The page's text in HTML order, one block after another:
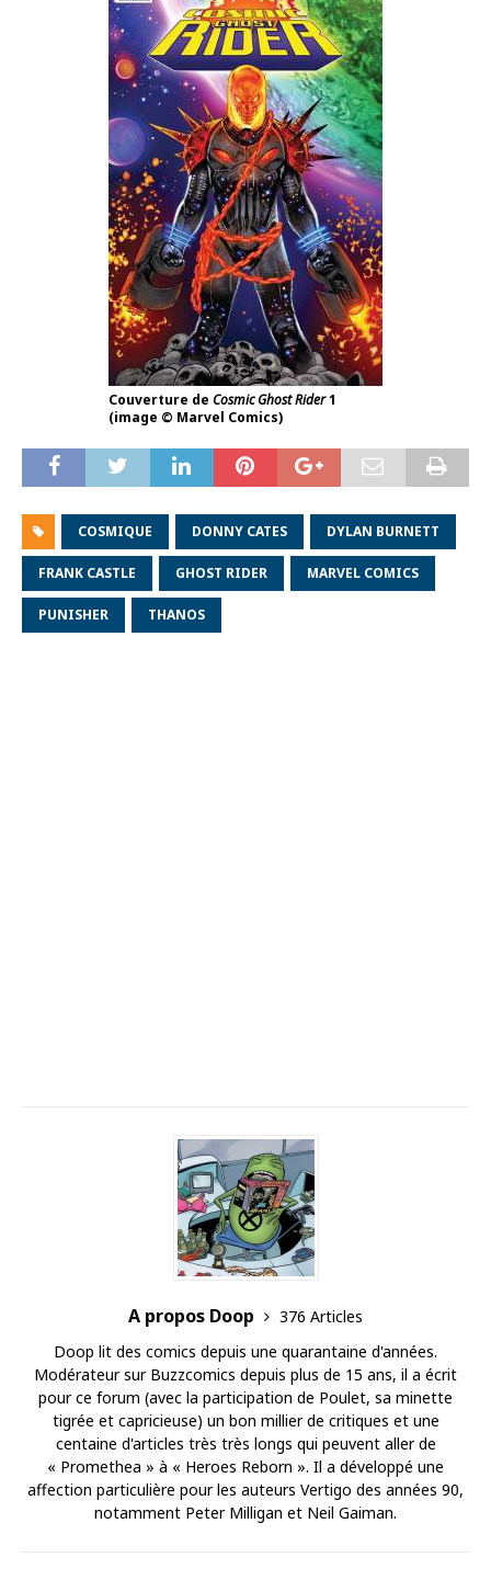
Couverture de Cosmic Ghost Rider1
(image © Marvel Comics)
COSMIQUE DONNY CATES DYLAN BURNETT
FRANK CASTLE GHOST RIDER MARVEL COMICS
PUNISHER THANOS
A propos Doop
376 Articles
Doop lit des comics depuis une quarantaine d'années.
Modérateur sur Buzzcomics depuis plus de 15 ans, il a écrit
pour ce forum (avec la participation de Poulet, sa minette
tigrée et capricieuse) un bon millier de critiques et une
centaine d'articles très très longs qui peuvent aller de
« Promethea » à « Heroes Reborn ». Il a développé une
affection particulière pour les auteurs Vertigo des années 90,
notamment Peter Milligan et Neil Gaiman.